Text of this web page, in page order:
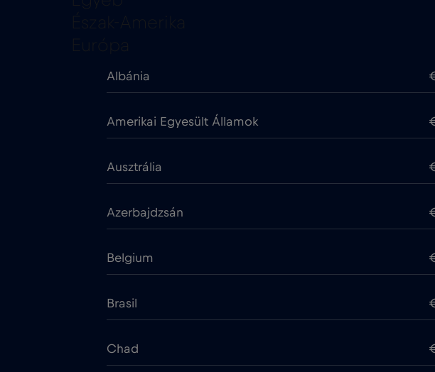
Észak-Amerika
Európa
Albánia
Amerikai Egyesült Államok
Ausztrália
Azerbajdzsán
Belgium
Brasil
Chad